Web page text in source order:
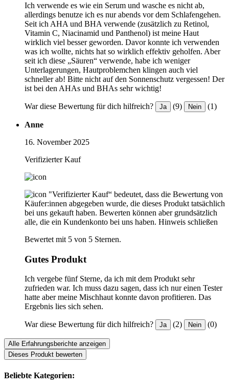
Ich verwende es wie ein Serum und wasche es nicht ab,
allerdings benutze ich es nur abends vor dem Schlafengehen.
Seit ich AHA und BHA verwende (zusätzlich zu Retinol,
Vitamin C, Niacinamid und Panthenol) ist meine Haut
wirklich viel besser geworden. Davor konnte ich verwenden
was ich wollte, nichts hat so wirklich effektiv geholfen. Aber
seit ich diese „Säuren“ verwende, habe ich weniger
Unterlagerungen, Hautproblemchen klingen auch viel
schneller ab! Bitte nicht auf den Sonnenschutz vergessen! Der
ist bei den AHAs und BHAs sehr wichtig!
War diese Bewertung für dich hilfreich? Ja (9) Nein (1)
Anne
16. November 2025
Verifizierter Kauf
"Verifizierter Kauf“ bedeutet, dass die Bewertung von
Käufer:innen abgegeben wurde, die dieses Produkt tatsächlich
bei uns gekauft haben. Bewerten können aber grundsätzlich
alle, die ein Kundenkonto bei uns haben. Hinweis schließen
Bewertet mit 5 von 5 Sternen.
Gutes Produkt
Ich vergebe fünf Sterne, da ich mit dem Produkt sehr
zufrieden war. Ich muss dazu sagen, dass ich nur einen Tester
hatte aber meine Mischhaut konnte davon profitieren. Das
Ergebnis lies sich sehen.
War diese Bewertung für dich hilfreich? Ja (2) Nein (0)
Alle Erfahrungsberichte anzeigen
Dieses Produkt bewerten
Beliebte Kategorien: